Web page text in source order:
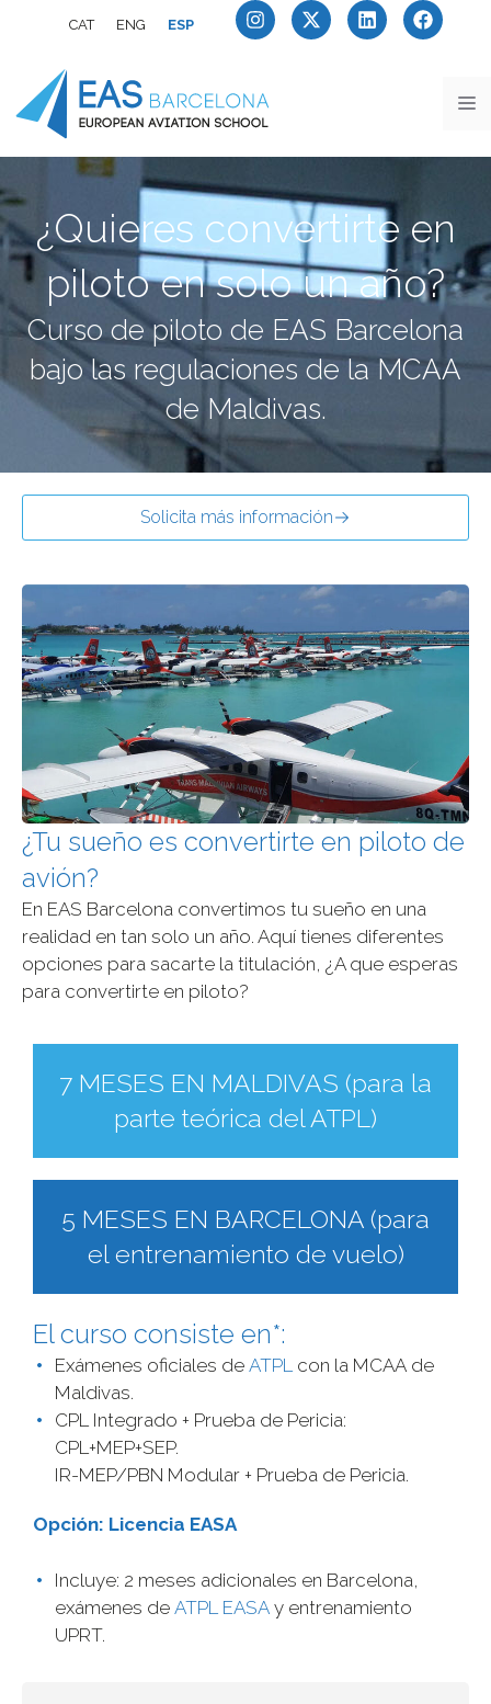
CAT ENG ESP
¿Quieres convertirte en
piloto en solo un año?
Curso de piloto de EAS Barcelona
bajo las regulaciones de la MCAA
de Maldivas.
Solicita más información
¿Tu sueño es convertirte en piloto de
avión?
En EAS Barcelona convertimos tu sueño en una
realidad en tan solo un año. Aquí tienes diferentes
opciones para sacarte la titulación, ¿A que esperas
para convertirte en piloto?
7 MESES EN MALDIVAS (para la
parte teórica del ATPL)
5 MESES EN BARCELONA (para
el entrenamiento de vuelo)
El curso consiste en*:
Exámenes oficiales de ATPL con la MCAA de
Maldivas.
CPL Integrado + Prueba de Pericia:
CPL+MEP+SEP.
IR-MEP/PBN Modular + Prueba de Pericia.
Opción: Licencia EASA
Incluye: 2 meses adicionales en Barcelona,
exámenes de ATPL EASA y entrenamiento
UPRT.